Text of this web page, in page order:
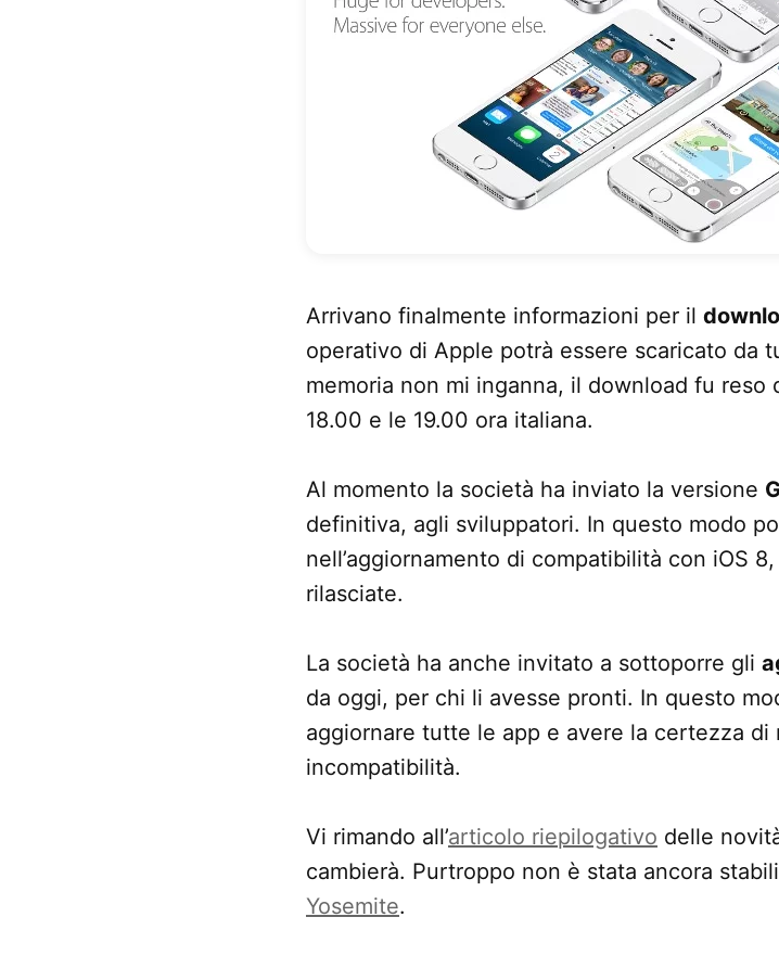
Arrivano finalmente informazioni per il
operativo di Apple potrà essere scaricato da
memoria non mi inganna, il download fu
18.00 e le 19.00 ora italiana.
Al momento la società ha inviato la versione
definitiva, agli sviluppatori. In questo modo
nell’aggiornamento di compatibilità con iOS
rilasciate.
La società ha anche invitato a sottoporre gli
da oggi, per chi li avesse pronti. In questo
aggiornare tutte le app e avere la certezza
incompatibilità.
Vi rimando all’articolo riepilogativo delle
cambierà. Purtroppo non è stata ancora
Yosemite.